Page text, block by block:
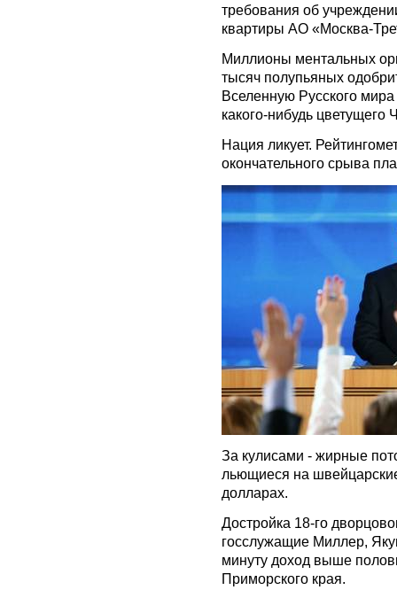
требования об
квартиры АО «Москва-
Миллионы ментальных
тысяч полупьяных
Вселенную Русского
какого-нибудь цветущего
Нация ликует.
окончательного срыва
За кулисами - жирные
льющиеся на
долларах.
Достройка 18-го
госслужащие Миллер,
минуту доход выше
Приморского края.